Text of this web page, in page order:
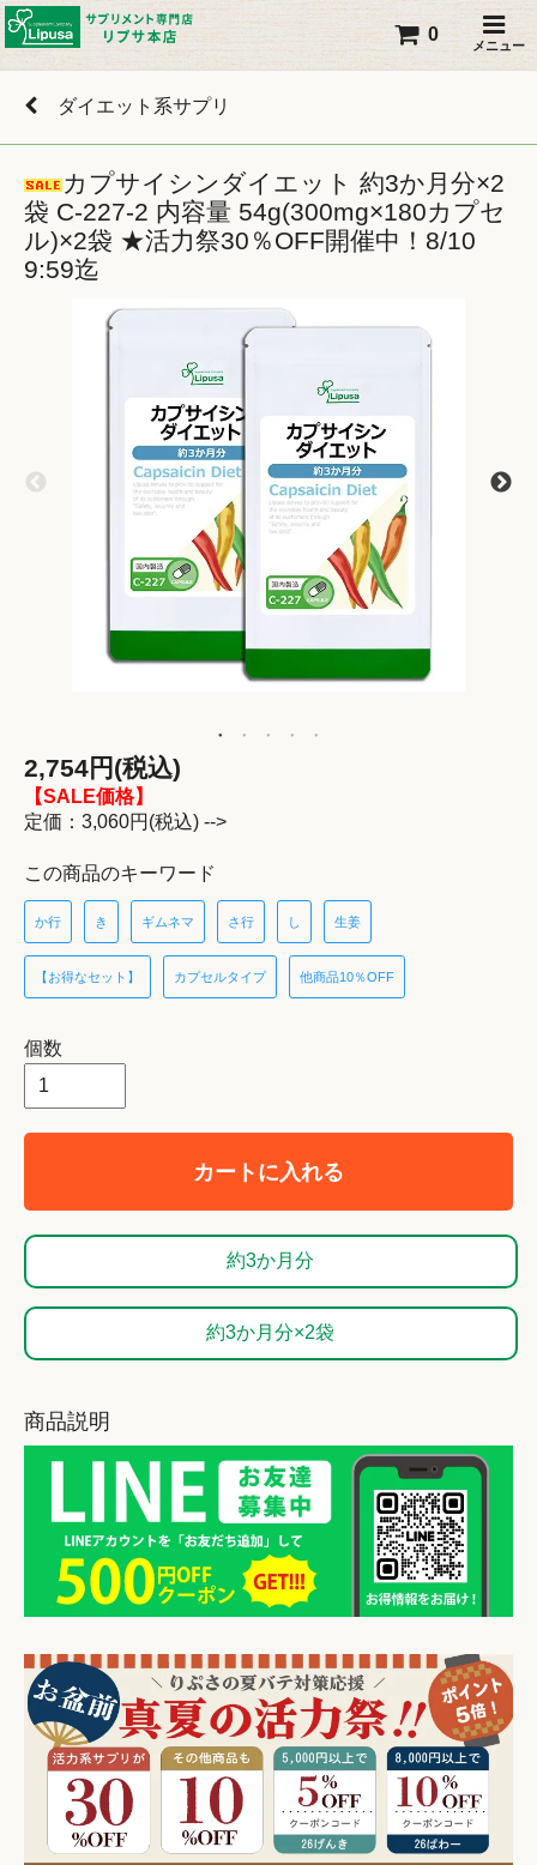
メニュー
0
ダイエット系サプリ
カプサイシンダイエット 約3か月分×2
袋 C-227-2 内容量 54g(300mg×180カプセ
ル)×2袋 ★活力祭30％OFF開催中！8/10
9:59迄
2,754円(税込)
【SALE価格】
定価：3,060円(税込) -->
この商品のキーワード
か行 き ギムネマ さ行 し 生姜
【お得なセット】 カプセルタイプ 他商品10％OFF
個数
カートに入れる
約3か月分
約3か月分×2袋
商品説明